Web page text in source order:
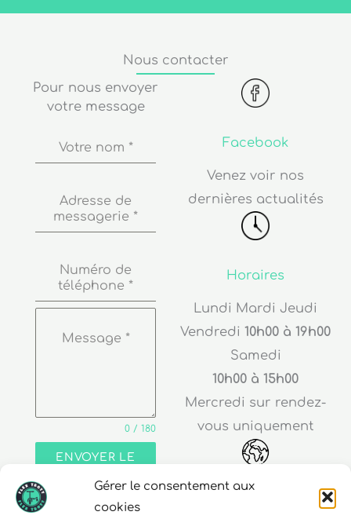
Gérer le consentement aux
cookies
Nous contacter
Pour nous envoyer
votre message
Votre nom *
Adresse de
messagerie *
Numéro de
téléphone *
Message *
0 / 180
ENVOYER LE
Facebook
Venez voir nos
dernières actualités
Horaires
Lundi Mardi Jeudi
Vendredi 10h00 à 19h00
Samedi
10h00 à 15h00
Mercredi sur rendez-
vous uniquement